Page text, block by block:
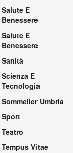
Salute E
Benessere
Salute E
Benessere
Sanità
Scienza E
Tecnologia
Sommelier Umbria
Sport
Teatro
Tempus Vitae